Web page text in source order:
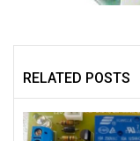
RELATED POSTS